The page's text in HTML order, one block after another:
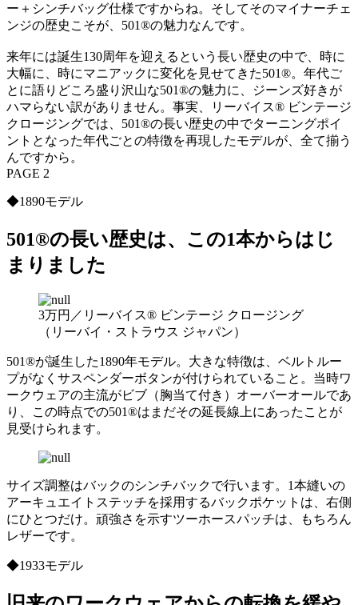
ー＋シンチバッグ仕様ですからね。そしてそのマイナーチェ
ンジの歴史こそが、501®の魅力なんです。
来年には誕生130周年を迎えるという長い歴史の中で、時に
大幅に、時にマニアックに変化を見せてきた501®。年代ご
とに語りどころ盛り沢山な501®の魅力に、ジーンズ好きが
ハマらない訳がありません。事実、リーバイス® ビンテージ
クロージングでは、501®の長い歴史の中でターニングポイ
ントとなった年代ごとの特徴を再現したモデルが、全て揃う
んですから。
PAGE 2
◆1890モデル
501®の長い歴史は、この1本からはじ
まりました
3万円／リーバイス® ビンテージ クロージング
（リーバイ・ストラウス ジャパン）
501®が誕生した1890年モデル。大きな特徴は、ベルトルー
プがなくサスペンダーボタンが付けられていること。当時ワ
ークウェアの主流がビブ（胸当て付き）オーバーオールであ
り、この時点での501®はまだその延長線上にあったことが
見受けられます。
サイズ調整はバックのシンチバックで行います。1本縫いの
アーキュエイトステッチを採用するバックポケットは、右側
にひとつだけ。頑強さを示すツーホースパッチは、もちろん
レザーです。
◆1933モデル